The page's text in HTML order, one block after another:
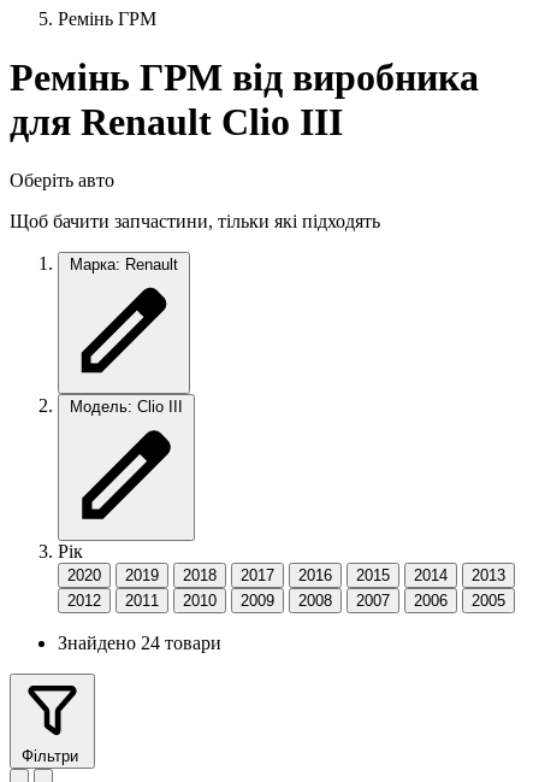
Ремінь ГРМ
Ремінь ГРМ від виробника
для Renault Clio III
Оберіть авто
Щоб бачити запчастини, тільки які підходять
Марка: Renault
Модель: Clio III
Рік
2020 2019 2018 2017 2016 2015 2014
2013
2012
2011 2010 2009 2008 2007 2006 2005
Знайдено 24 товари
Фільтри